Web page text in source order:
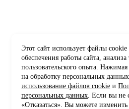
Этот сайт использует файлы
обеспечения работы сайта,
пользовательского опыта.
на обработку персональных
использование файлов cookie и
персональных данных. Если вы не
«Отказаться». Вы можете